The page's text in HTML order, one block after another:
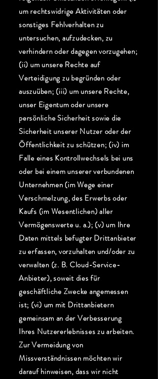
um rechtswidrige Aktivitäten oder
sonstiges Fehlverhalten zu
untersuchen, aufzudecken, zu
verhindern oder dagegen vorzugehen;
(ii) um unsere Rechte auf
Verteidigung zu begründen oder
auszuüben; (iii) um unsere Rechte,
unser Eigentum oder unsere
persönliche Sicherheit sowie die
Sicherheit unserer Nutzer oder der
Öffentlichkeit zu schützen; (iv) im
Falle eines Kontrollwechsels bei uns
oder bei einem unserer verbundenen
Unternehmen (im Wege einer
Verschmelzung, des Erwerbs oder
Kaufs (im Wesentlichen) aller
Vermögenswerte u. a.); (v) um Ihre
Daten mittels befugter Drittanbieter
zu erfassen, vorzuhalten und/oder zu
verwalten (z. B. Cloud-Service-
Anbieter), soweit dies für
geschäftliche Zwecke angemessen
ist; (vi) um mit Drittanbietern
gemeinsam an der Verbesserung
Ihres Nutzererlebnisses zu arbeiten.
Zur Vermeidung von
Missverständnissen möchten wir
darauf hinweisen, dass wir nicht